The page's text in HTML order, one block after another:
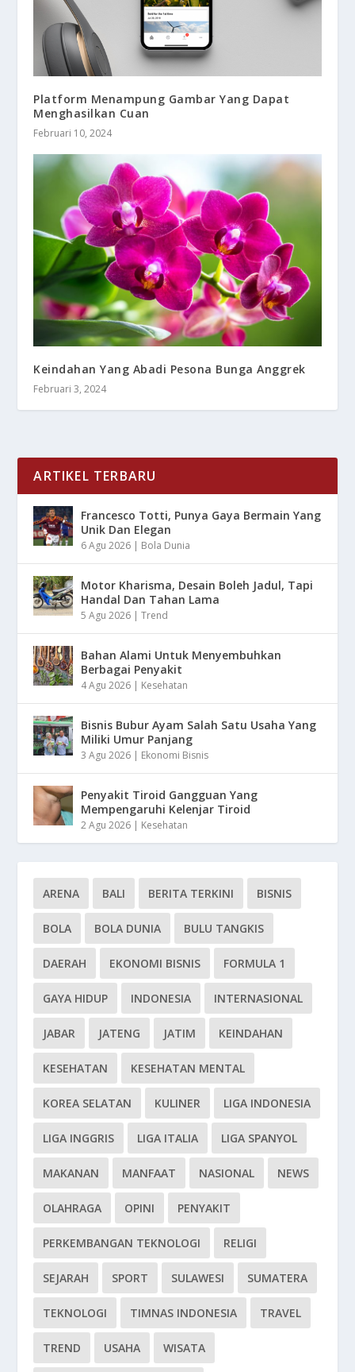
Platform Menampung Gambar Yang Dapat
Menghasilkan Cuan
Februari 10, 2024
Keindahan Yang Abadi Pesona Bunga Anggrek
Februari 3, 2024
ARTIKEL TERBARU
Francesco Totti, Punya Gaya Bermain Yang
Unik Dan Elegan
6 Agu 2026 | Bola Dunia
Motor Kharisma, Desain Boleh Jadul, Tapi
Handal Dan Tahan Lama
5 Agu 2026 |Trend
Bahan Alami Untuk Menyembuhkan
Berbagai Penyakit
4 Agu 2026 | Kesehatan
Bisnis Bubur Ayam Salah Satu Usaha Yang
Miliki Umur Panjang
3 Agu 2026 | Ekonomi Bisnis
Penyakit Tiroid Gangguan Yang
Mempengaruhi Kelenjar Tiroid
2 Agu 2026 | Kesehatan
ARENA BALI BERITA TERKINI BISNIS
BOLA BOLA DUNIA BULU TANGKIS
DAERAH EKONOMI BISNIS FORMULA 1
GAYA HIDUP INDONESIA INTERNASIONAL
JABAR JATENG JATIM KEINDAHAN
KESEHATAN KESEHATAN MENTAL
KOREA SELATAN KULINER LIGA INDONESIA
LIGA INGGRIS LIGA ITALIA LIGA SPANYOL
MAKANAN MANFAAT NASIONAL NEWS
OLAHRAGA OPINI PENYAKIT
PERKEMBANGAN TEKNOLOGI RELIGI
SEJARAH SPORT SULAWESI SUMATERA
TEKNOLOGI TIMNAS INDONESIA TRAVEL
TREND USAHA WISATA